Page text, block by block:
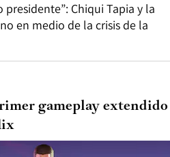
Chiqui Tapia y la
en medio de la crisis de la
gameplay extendido